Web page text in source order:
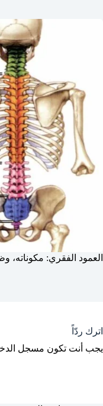
العمود الفقري: مكوناته،
اترك ردّاً
يجب أنت تكون مسجل